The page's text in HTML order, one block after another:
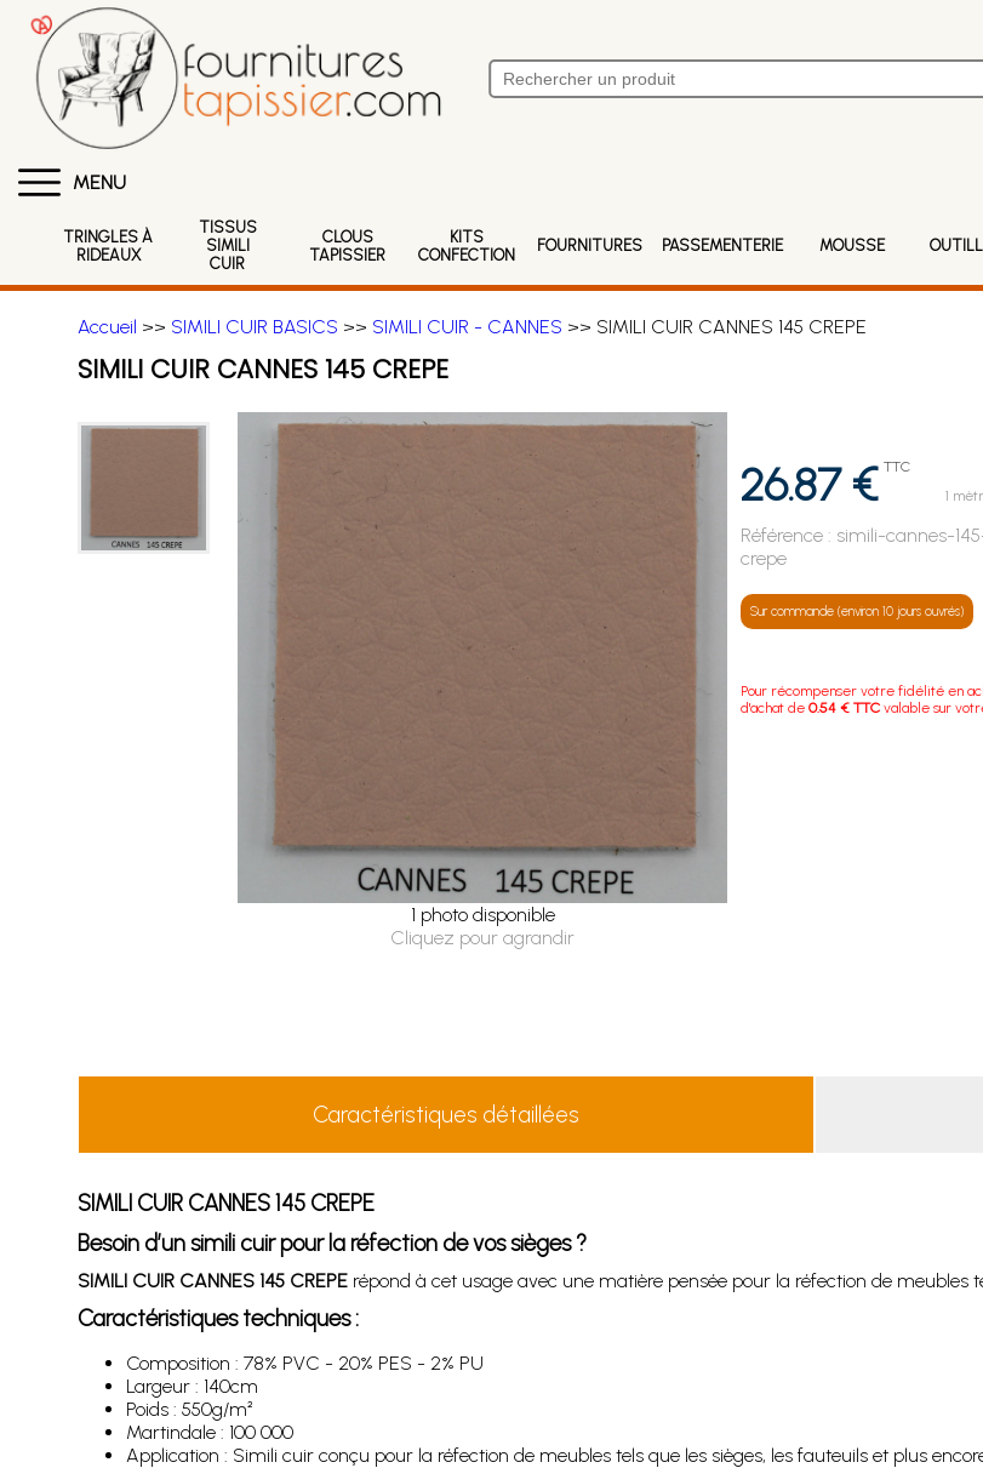
MENU
TRINGLES À
RIDEAUX
TISSUS
SIMILI
CUIR
CLOUS
TAPISSIER
KITS
CONFECTION
FOURNITURES PASSEMENTERIE MOUSSE
Accueil >> SIMILI CUIR BASICS >> SIMILI CUIR - CANNES >> SIMILI CUIR CANNES 145 CREPE
SIMILI CUIR CANNES 145 CREPE
1 photo disponible
Cliquez pour agrandir
26.87 € TTC
1
Référence : simili-cannes-
crepe
Sur commande (environ 10 jours ouvrés)
Pour récompenser votre fidélité en
d'achat de0.54 € TTC valable sur
Caractéristiques détaillées
SIMILI CUIR CANNES 145 CREPE
Besoin d’un simili cuir pour la réfection de vos sièges ?
SIMILI CUIR CANNES 145 CREPErépond à cet usage avec une matière pensée pour la réfection de meubles
Caractéristiques techniques :
Composition : 78% PVC - 20% PES - 2% PU
Largeur : 140cm
Poids : 550g/m²
Martindale : 100 000
Application : Simili cuir conçu pour la réfection de meubles tels que les sièges, les fauteuils et plus